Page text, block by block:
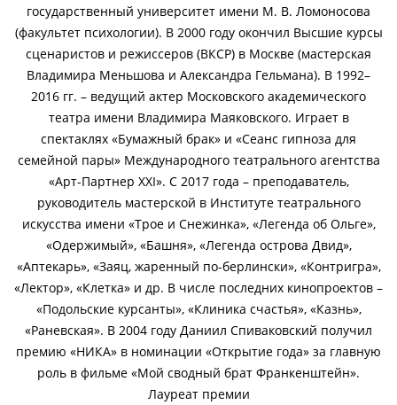
государственный университет имени М. В. Ломоносова
(факультет психологии). В 2000 году окончил Высшие курсы
сценаристов и режиссеров (ВКСР) в Москве (мастерская
Владимира Меньшова и Александра Гельмана). В 1992–
2016 гг. – ведущий актер Московского академического
театра имени Владимира Маяковского. Играет в
спектаклях «Бумажный брак» и «Сеанс гипноза для
семейной пары» Международного театрального агентства
«Арт-Партнер XXI». С 2017 года – преподаватель,
руководитель мастерской в Институте театрального
искусства имени «Трое и Снежинка», «Легенда об Ольге»,
«Одержимый», «Башня», «Легенда острова Двид»,
«Аптекарь», «Заяц, жаренный по-берлински», «Контригра»,
«Лектор», «Клетка» и др. В числе последних кинопроектов –
«Подольские курсанты», «Клиника счастья», «Казнь»,
«Раневская». В 2004 году Даниил Спиваковский получил
премию «НИКА» в номинации «Открытие года» за главную
роль в фильме «Мой сводный брат Франкенштейн».
Лауреат премии